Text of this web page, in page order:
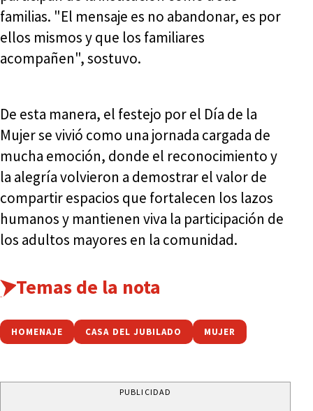
familias. "El mensaje es no abandonar, es por
ellos mismos y que los familiares
acompañen", sostuvo.
De esta manera, el festejo por el Día de la
Mujer se vivió como una jornada cargada de
mucha emoción, donde el reconocimiento y
la alegría volvieron a demostrar el valor de
compartir espacios que fortalecen los lazos
humanos y mantienen viva la participación de
los adultos mayores en la comunidad.
Temas de la nota
HOMENAJE CASA DEL JUBILADO MUJER
PUBLICIDAD